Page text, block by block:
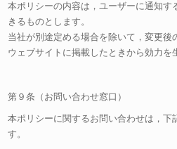
本ポリシーの内容は，ユーザーに通知す
きるものとします。
当社が別途定める場合を除いて，変更後
ウェブサイトに掲載したときから効力を
第９条（お問い合わせ窓口）
本ポリシーに関するお問い合わせは，下
す。